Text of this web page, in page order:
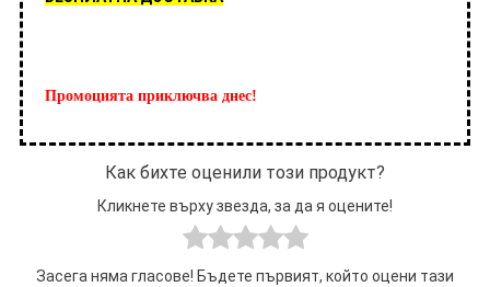
Промоцията приключва днес!
Как бихте оценили този продукт?
Кликнете върху звезда, за да я оцените!
Засега няма гласове! Бъдете първият, който оцени тази